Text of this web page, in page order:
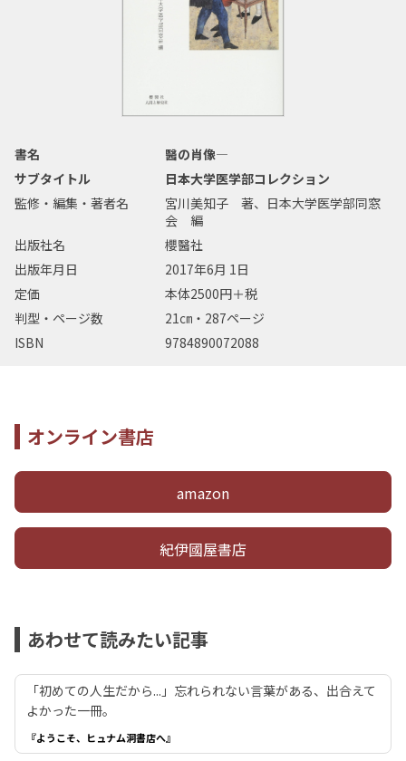
書名
醫の肖像―
サブタイトル
日本大学医学部コレクション
監修・編集・著者名
宮川美知子 著、日本大学医学部同窓
会 編
出版社名
櫻醫社
出版年月日
2017年6月 1日
定価
本体2500円＋税
判型・ページ数
21㎝・287ページ
ISBN
9784890072088
オンライン書店
amazon
紀伊國屋書店
あわせて読みたい記事
「初めての人生だから...」忘れられない言葉がある、出合えて
よかった一冊。
『ようこそ、ヒュナム洞書店へ』